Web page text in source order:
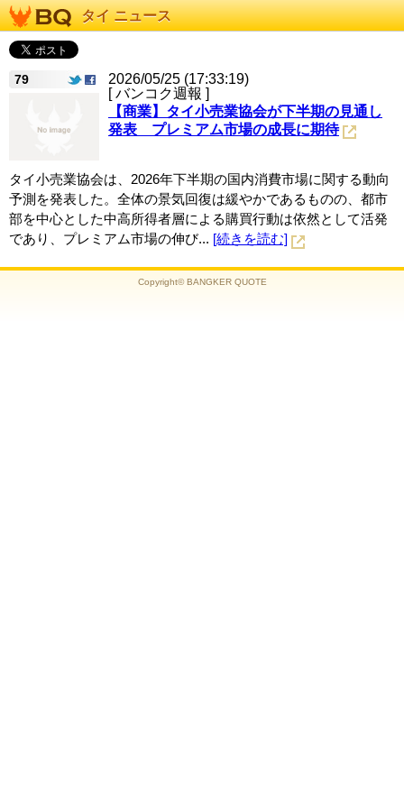
タイ ニュース
79
2026/05/25 (17:33:19)
[ バンコク週報 ]
【商業】タイ小売業協会が下半期の見通し
発表 プレミアム市場の成長に期待
タイ小売業協会は、2026年下半期の国内消費市場に関する動向
予測を発表した。全体の景気回復は緩やかであるものの、都市
部を中心とした中高所得者層による購買行動は依然として活発
であり、プレミアム市場の伸び... [続きを読む]
Copyright© BANGKER QUOTE